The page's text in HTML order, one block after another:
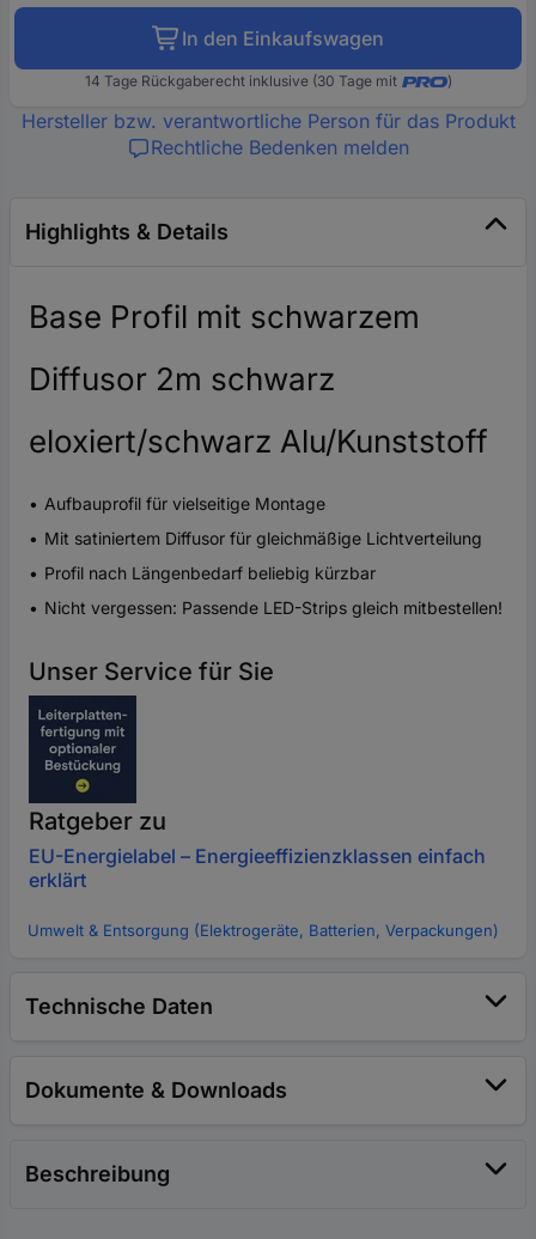
In den Einkaufswagen
14 Tage Rückgaberecht inklusive (30 Tage mit )
Hersteller bzw. verantwortliche Person für das Produkt
Rechtliche Bedenken melden
Highlights & Details
Base Profil mit schwarzem
Diffusor 2m schwarz
eloxiert/schwarz Alu/Kunststoff
Aufbauprofil für vielseitige Montage
Mit satiniertem Diffusor für gleichmäßige Lichtverteilung
Profil nach Längenbedarf beliebig kürzbar
Nicht vergessen: Passende LED-Strips gleich mitbestellen!
Unser Service für Sie
Ratgeber zu
EU-Energielabel – Energieeffizienzklassen einfach
erklärt
Umwelt & Entsorgung (Elektrogeräte, Batterien, Verpackungen)
Technische Daten
Dokumente & Downloads
Beschreibung